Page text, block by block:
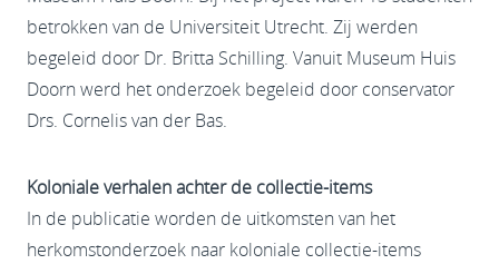
betrokken van de Universiteit Utrecht. Zij werden
begeleid door Dr. Britta Schilling. Vanuit Museum Huis
Doorn werd het onderzoek begeleid door conservator
Drs. Cornelis van der Bas.
Koloniale verhalen achter de collectie-items
In de publicatie worden de uitkomsten van het
herkomstonderzoek naar koloniale collectie-items